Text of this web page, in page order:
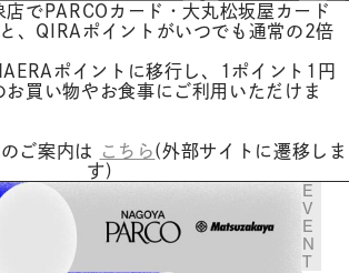
店でPARCOカード・大丸松坂屋カード
、QIRAポイントがいつでも通常の2倍
ポイントに移行し、1ポイント1円
お買い物やお食事にご利用いただけま
ご案内は こちら(外部サイトに遷移しま
す)
E
V
E
N
T